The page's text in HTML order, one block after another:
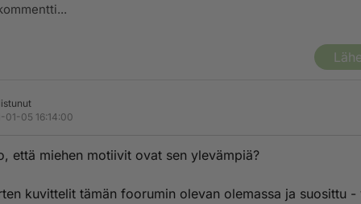
01-05 16:14:00
että miehen motiivit ovat sen ylevämpiä?
kuvittelit tämän foorumin olevan olemassa ja suosittu -